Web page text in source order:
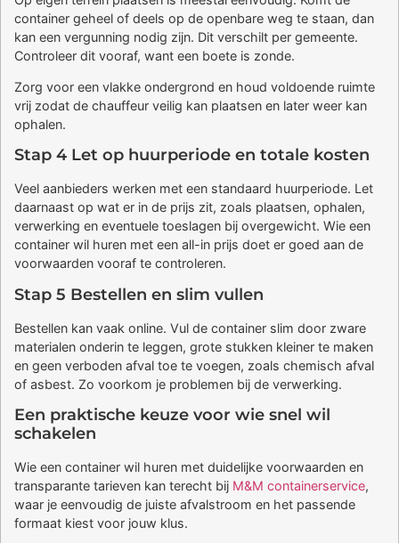
container geheel of deels op de openbare weg te staan, dan
kan een vergunning nodig zijn. Dit verschilt per gemeente.
Controleer dit vooraf, want een boete is zonde.
Zorg voor een vlakke ondergrond en houd voldoende ruimte
vrij zodat de chauffeur veilig kan plaatsen en later weer kan
ophalen.
Stap 4 Let op huurperiode en totale kosten
Veel aanbieders werken met een standaard huurperiode. Let
daarnaast op wat er in de prijs zit, zoals plaatsen, ophalen,
verwerking en eventuele toeslagen bij overgewicht. Wie een
container wil huren met een all-in prijs doet er goed aan de
voorwaarden vooraf te controleren.
Stap 5 Bestellen en slim vullen
Bestellen kan vaak online. Vul de container slim door zware
materialen onderin te leggen, grote stukken kleiner te maken
en geen verboden afval toe te voegen, zoals chemisch afval
of asbest. Zo voorkom je problemen bij de verwerking.
Een praktische keuze voor wie snel wil
schakelen
Wie een container wil huren met duidelijke voorwaarden en
transparante tarieven kan terecht bij M&M containerservice,
waar je eenvoudig de juiste afvalstroom en het passende
formaat kiest voor jouw klus.